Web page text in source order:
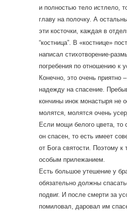
и полностью тело истлело,
главу на полочку. А
эти косточки, каждая в
“костница”. В «костнице»
написал стихотворение-
погребения по отношению к
Конечно, это очень
надежду на спасение.
кончины инок монастыря не
молятся, молятся очень
Если мощи белого цвета, то
он спасен, то есть имеет
от Бога святости. Поэтому
особым прилежанием.
Есть большое утешение у
обязательно должны
подвиг. И после смерти за
помиловал, даровал им